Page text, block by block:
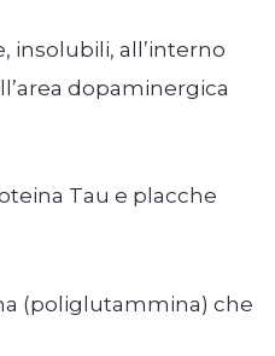
insolubili, all’interno
dopaminergica
Tau e placche
(poliglutammina) che